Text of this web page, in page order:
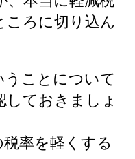
ころに切り込ん
うことについて
ておきましょ
率を軽くする